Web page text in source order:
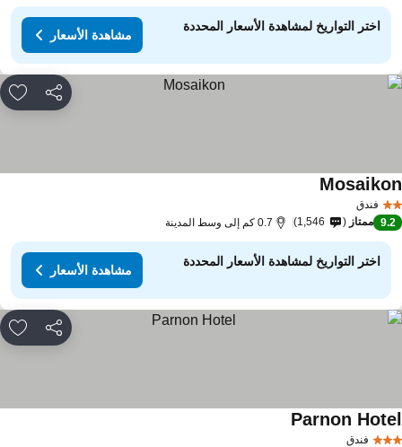
اختر التواريخ لمشاهدة الأسعار المحددة
مشاهدة الأسعار
مشاركة
فندق
مشاهدة الأسعار
9.2 ممتاز 1,546 0.7 كم إلى وسط المدينة
اختر التواريخ لمشاهدة الأسعار المحددة
مشاهدة الأسعار
مشاركة
فندق
Parnonمشاهدة الأسعار